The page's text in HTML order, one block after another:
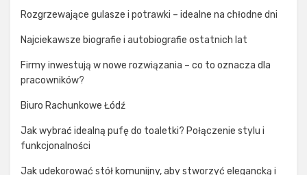
Rozgrzewające gulasze i potrawki – idealne na chłodne dni
Najciekawsze biografie i autobiografie ostatnich lat
Firmy inwestują w nowe rozwiązania – co to oznacza dla
pracowników?
Biuro Rachunkowe Łódź
Jak wybrać idealną pufę do toaletki? Połączenie stylu i
funkcjonalności
Jak udekorować stół komunijny, aby stworzyć elegancką i